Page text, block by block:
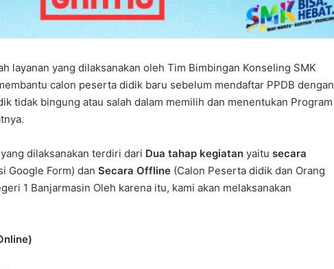
layanan yang dilaksanakan oleh Tim Bimbingan Konseling SMK
calon peserta didik baru sebelum mendaftar PPDB dengan
tidak bingung atau salah dalam memilih dan menentukan Program
dilaksanakan terdiri dari Dua tahap kegiatanyaitu secara
Google Form) dan Secara Offline(Calon Peserta didik dan Orang
1 Banjarmasin Oleh karena itu, kami akan melaksanakan